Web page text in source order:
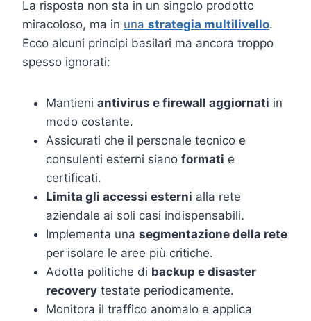
La risposta non sta in un singolo prodotto
miracoloso, ma in una strategia multilivello.
Ecco alcuni principi basilari ma ancora troppo
spesso ignorati:
Mantieni antivirus e firewall aggiornati in
modo costante.
Assicurati che il personale tecnico e
consulenti esterni siano formati e
certificati.
Limita gli accessi esterni alla rete
aziendale ai soli casi indispensabili.
Implementa una segmentazione della rete
per isolare le aree più critiche.
Adotta politiche di backup e disaster
recovery testate periodicamente.
Monitora il traffico anomalo e applica